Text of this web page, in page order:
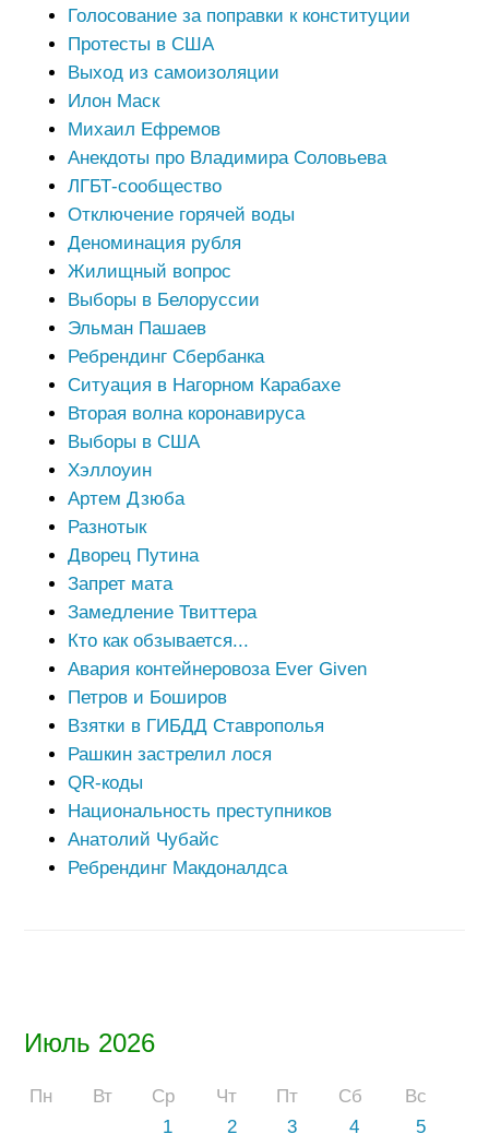
Июль 2026
Пн Вт Ср Чт Пт Сб
Вс
1
2 3 4
5
Голосование за поправки к конституции
Протесты в США
Выход из самоизоляции
Илон Маск
Михаил Ефремов
Анекдоты про Владимира Соловьева
ЛГБТ-сообщество
Отключение горячей воды
Деноминация рубля
Жилищный вопрос
Выборы в Белоруссии
Эльман Пашаев
Ребрендинг Сбербанка
Ситуация в Нагорном Карабахе
Вторая волна коронавируса
Выборы в США
Хэллоуин
Артем Дзюба
Разнотык
Дворец Путина
Запрет мата
Замедление Твиттера
Кто как обзывается...
Авария контейнеровоза Ever Given
Петров и Боширов
Взятки в ГИБДД Ставрополья
Рашкин застрелил лося
QR-коды
Национальность преступников
Анатолий Чубайс
Ребрендинг Макдоналдса